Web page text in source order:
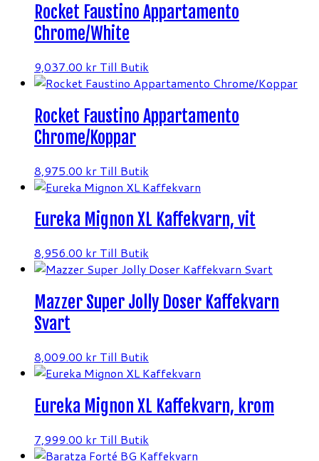
Rocket Faustino Appartamento
Chrome/White
9,037.00 kr Till Butik
Rocket Faustino Appartamento
Chrome/Koppar
8,975.00 kr Till Butik
Eureka Mignon XL Kaffekvarn, vit
8,956.00 kr Till Butik
Mazzer Super Jolly Doser Kaffekvarn
Svart
8,009.00 kr Till Butik
Eureka Mignon XL Kaffekvarn, krom
7,999.00 kr Till Butik